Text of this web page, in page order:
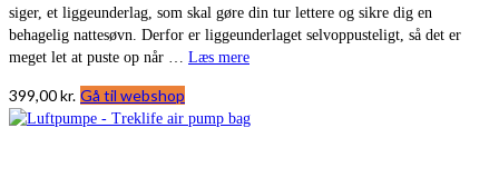
siger, et liggeunderlag, som skal gøre din tur lettere og sikre dig en
behagelig nattesøvn. Derfor er liggeunderlaget selvoppusteligt, så det er
meget let at puste op når … Læs mere
399,00kr. Gå til webshop